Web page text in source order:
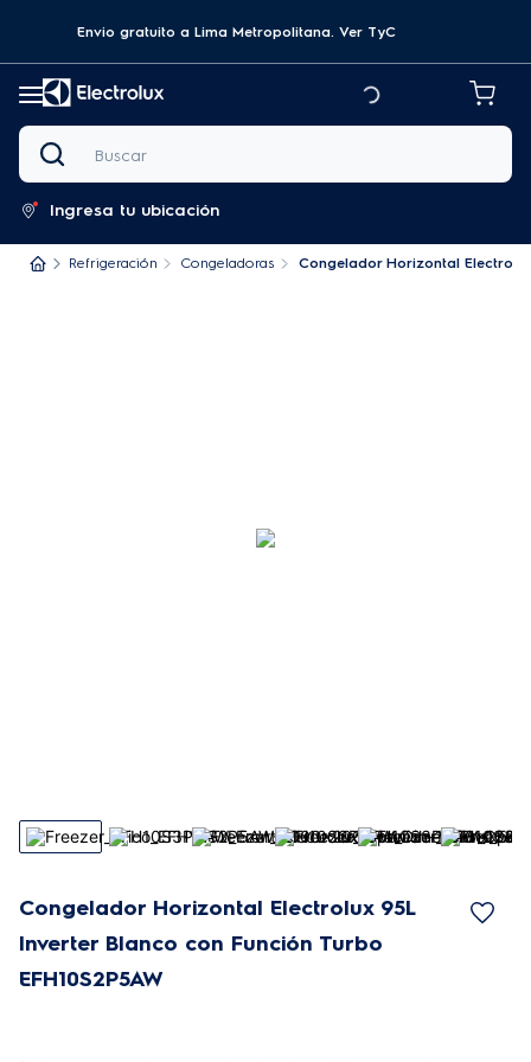
Envio gratuito a Lima Metropolitana. Ver TyC
Buscar
Ingresa tu ubicación
Refrigeración Congeladoras Congelador Horizontal Electrolux
Congelador Horizontal Electrolux 95L
Inverter Blanco con Función Turbo
EFH10S2P5AW